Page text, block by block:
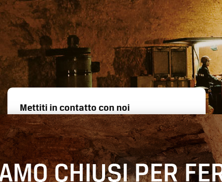
Mettiti in contatto con noi
Siamo a disposizione per informazioni sui nostri
prodotti o richieste di offerta.
Contattaci